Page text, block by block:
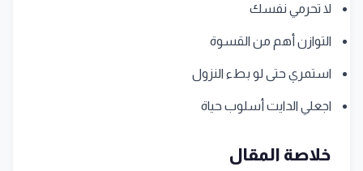
لا تحرمي نفسك
التوازن أهم من القسوة
استمري حتى لو بطء النزول
اجعلي الدايت أسلوب حياة
خلاصة المقال